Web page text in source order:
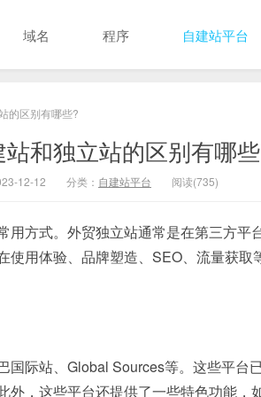
域名 程序 自建站平台
的区别有哪些?
和独立站的区别有哪
12-12 分类： 自建站平台 阅读(735)
用方式。外贸独立站通常是在第三方平
使用体验、品牌塑造、SEO、流量获
国际站、Global Sources等。这些平台
外，这些平台还提供了一些特色功能，